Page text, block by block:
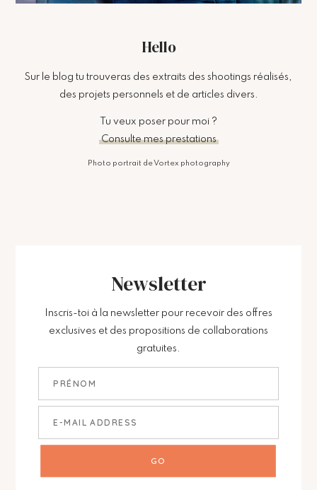
Hello
Sur le blog tu trouveras des extraits des shootings réalisés,
des projets personnels et de articles divers.
Tu veux poser pour moi ?
Consulte mes prestations
Photo portrait de Vortex photography
Newsletter
Inscris-toi à la newsletter pour recevoir des offres
exclusives et des propositions de collaborations
gratuites.